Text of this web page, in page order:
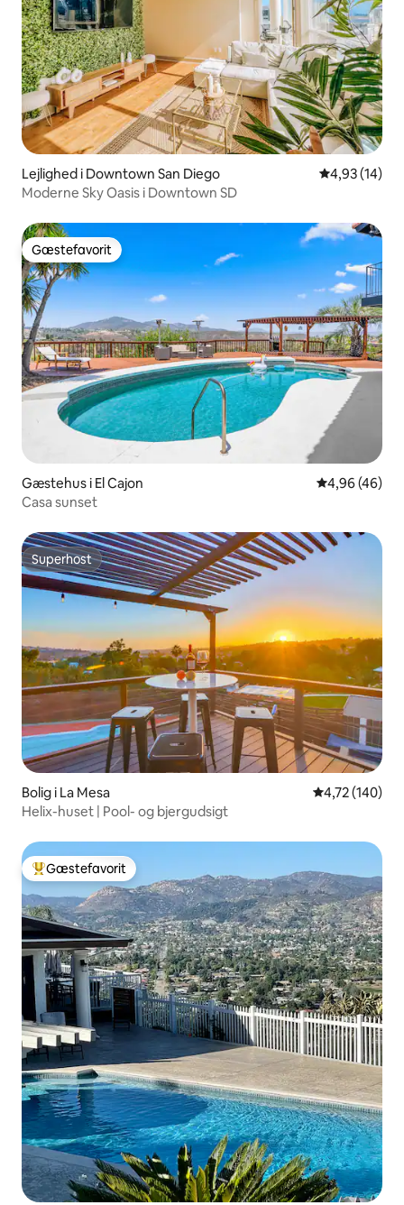
Lejlighed i Downtown San Diego 4,93 ud af 5
4,93 (14)
Moderne Sky Oasis i Downtown SD
Gæstefavorit
Gæstefavorit
Gæstehus i El Cajon 4,96 ud af 5 i
4,96 (46)
Casa sunset
Superhost
Superhost
Bolig i La Mesa 4,72 ud af 5 i
4,72 (140)
Helix-huset | Pool- og bjergudsigt
Bedste gæstefavorit
Gæstefavorit